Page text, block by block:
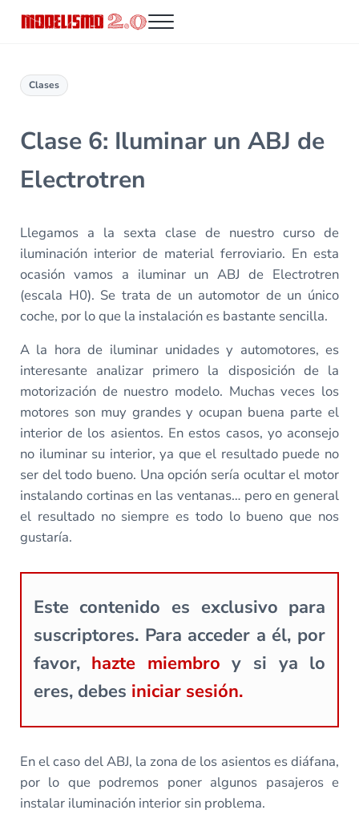
Menu
Clases
Clase 6: Iluminar un ABJ de
Electrotren
Llegamos a la sexta clase de nuestro curso de
iluminación interior de material ferroviario. En esta
ocasión vamos a iluminar un ABJ de Electrotren
(escala H0). Se trata de un automotor de un único
coche, por lo que la instalación es bastante sencilla.
A la hora de iluminar unidades y automotores, es
interesante analizar primero la disposición de la
motorización de nuestro modelo. Muchas veces los
motores son muy grandes y ocupan buena parte el
interior de los asientos. En estos casos, yo aconsejo
no iluminar su interior, ya que el resultado puede no
ser del todo bueno. Una opción sería ocultar el motor
instalando cortinas en las ventanas… pero en general
el resultado no siempre es todo lo bueno que nos
gustaría.
Este contenido es exclusivo para
suscriptores. Para acceder a él, por
favor, hazte miembro y si ya lo
eres, debes iniciar sesión.
En el caso del ABJ, la zona de los asientos es diáfana,
por lo que podremos poner algunos pasajeros e
instalar iluminación interior sin problema.